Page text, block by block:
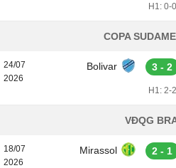
H1: 0-0
COPA
24/07
2026
Bolivar 3 - 2
H1: 2-2
VĐQG
18/07
2026
Mirassol 2 - 1